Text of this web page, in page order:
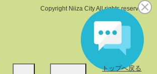
トップへ戻る
Copyright Niiza City All rights reserved.